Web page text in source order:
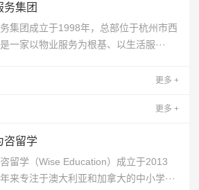
务集团
集团成立于1998年，总部位于杭州市西
一家以物业服务为根基、以生活服···
更多 +
更多 +
咨留学
咨留学（Wise Education）成立于2013
来专注于澳大利亚和加拿大的中小学···